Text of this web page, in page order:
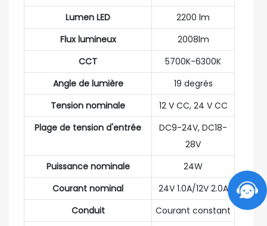
Lumen LED
2200 lm
Flux lumineux
2008lm
CCT
5700K-6300K
Angle de lumière
19 degrés
Tension nominale
12 V CC, 24 V CC
Plage de tension d'entrée
DC9-24V, DC18-
28V
Puissance nominale
24W
Courant nominal
24V 1.0A/12V 2.0A
Conduit
Courant constant